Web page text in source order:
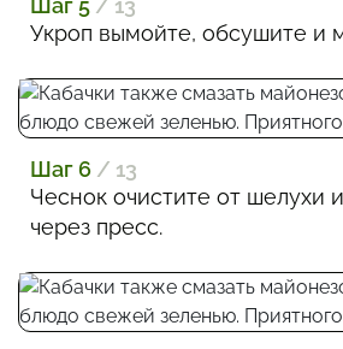
Шаг 5 / 13
Укроп вымойте, обсушите и
Шаг 6 / 13
Чеснок очистите от шелухи
через пресс.